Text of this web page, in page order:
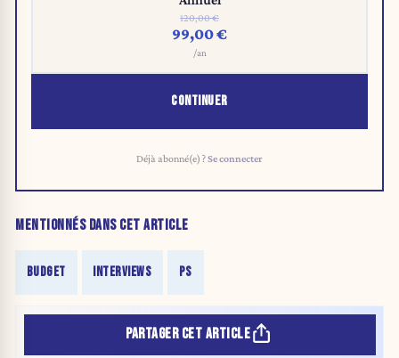
120,00 €
99,00 €
/an
CONTINUER
Déjà abonné(e) ?Se connecter
MENTIONNÉS DANS CET ARTICLE
BUDGET INTERVIEWS PS
PARTAGER CET ARTICLE